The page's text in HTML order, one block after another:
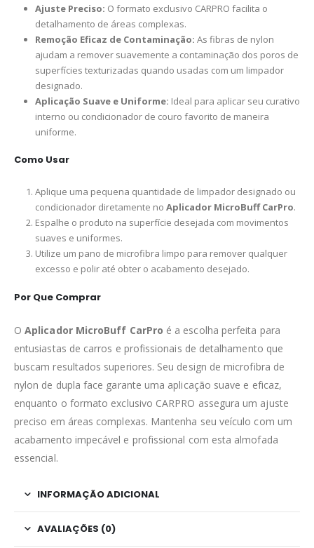
Ajuste Preciso: O formato exclusivo CARPRO facilita o
detalhamento de áreas complexas.
Remoção Eficaz de Contaminação: As fibras de nylon
ajudam a remover suavemente a contaminação dos poros de
superfícies texturizadas quando usadas com um limpador
designado.
Aplicação Suave e Uniforme: Ideal para aplicar seu curativo
interno ou condicionador de couro favorito de maneira
uniforme.
Como Usar
Aplique uma pequena quantidade de limpador designado ou
condicionador diretamente no Aplicador MicroBuff CarPro.
Espalhe o produto na superfície desejada com movimentos
suaves e uniformes.
Utilize um pano de microfibra limpo para remover qualquer
excesso e polir até obter o acabamento desejado.
Por Que Comprar
OAplicador MicroBuff CarPro é a escolha perfeita para
entusiastas de carros e profissionais de detalhamento que
buscam resultados superiores. Seu design de microfibra de
nylon de dupla face garante uma aplicação suave e eficaz,
enquanto o formato exclusivo CARPRO assegura um ajuste
preciso em áreas complexas. Mantenha seu veículo com um
acabamento impecável e profissional com esta almofada
essencial.
INFORMAÇÃO ADICIONAL
AVALIAÇÕES (0)